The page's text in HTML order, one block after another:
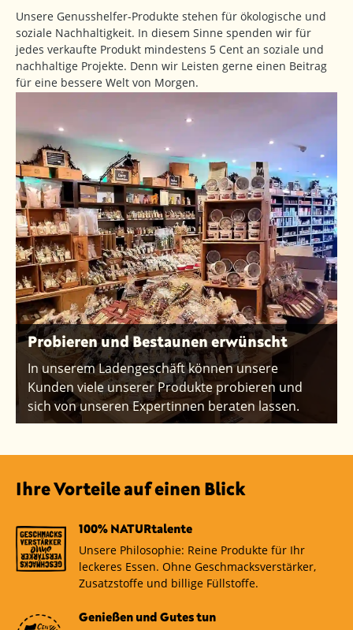
Unsere Genusshelfer-Produkte stehen für ökologische und
soziale Nachhaltigkeit. In diesem Sinne spenden wir für
jedes verkaufte Produkt mindestens 5 Cent an soziale und
nachhaltige Projekte. Denn wir Leisten gerne einen Beitrag
für eine bessere Welt von Morgen.
Probieren und Bestaunen erwünscht
In unserem Ladengeschäft können unsere
Kunden viele unserer Produkte probieren und
sich von unseren Expertinnen beraten lassen.
Ihre Vorteile auf einen Blick
100% NATURtalente
Unsere Philosophie: Reine Produkte für Ihr
leckeres Essen. Ohne Geschmacksverstärker,
Zusatzstoffe und billige Füllstoffe.
Genießen und Gutes tun